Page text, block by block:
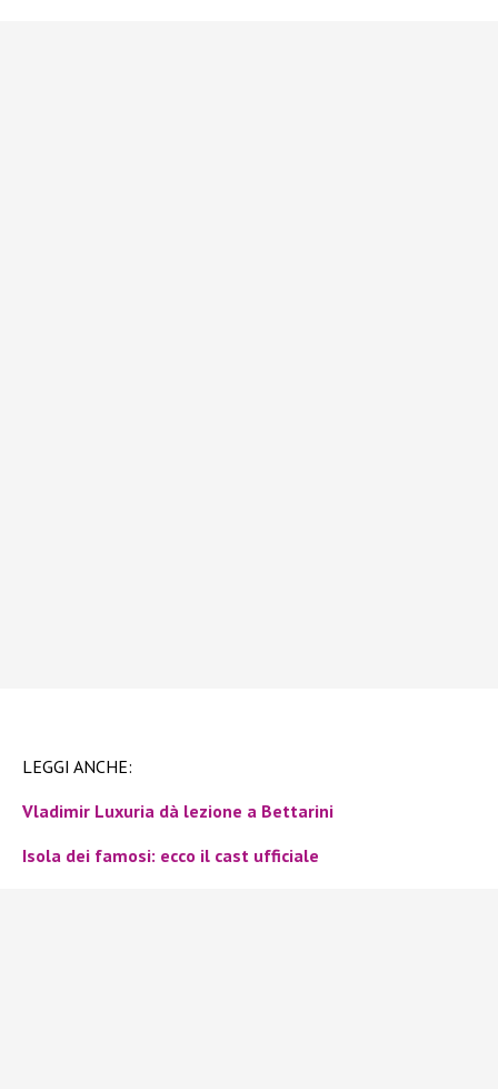
LEGGI ANCHE:
Vladimir Luxuria dà lezione a Bettarini
Isola dei famosi: ecco il cast ufficiale